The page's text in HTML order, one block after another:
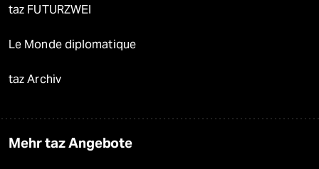
taz FUTURZWEI
Le Monde diplomatique
taz Archiv
Mehr taz Angebote